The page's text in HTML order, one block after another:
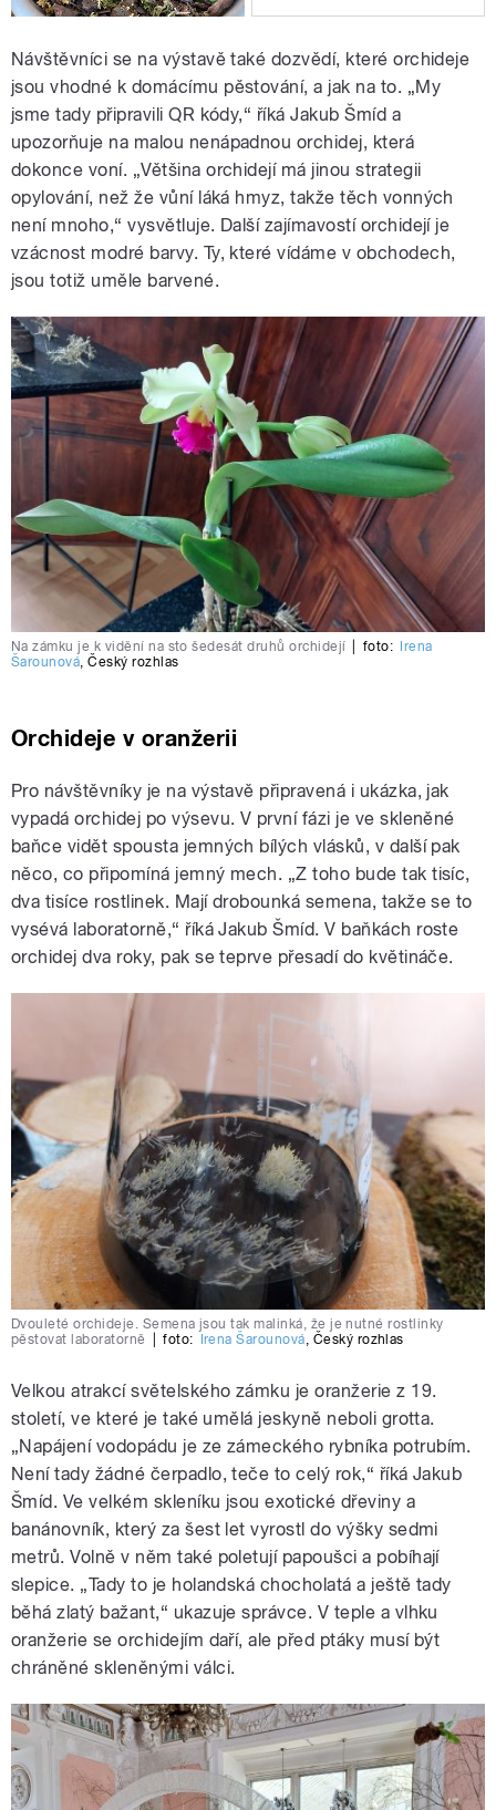
Návštěvníci se na výstavě také dozvědí, které orchideje
jsou vhodné k domácímu pěstování, a jak na to. „My
jsme tady připravili QR kódy,“ říká Jakub Šmíd a
upozorňuje na malou nenápadnou orchidej, která
dokonce voní. „Většina orchidejí má jinou strategii
opylování, než že vůní láká hmyz, takže těch vonných
není mnoho,“ vysvětluje. Další zajímavostí orchidejí je
vzácnost modré barvy. Ty, které vídáme v obchodech,
jsou totiž uměle barvené.
Na zámku je k vidění na sto šedesát druhů orchidejí foto:
Irena
Šarounová,Český rozhlas
Orchideje v oranžerii
Pro návštěvníky je na výstavě připravená i ukázka, jak
vypadá orchidej po výsevu. V první fázi je ve skleněné
baňce vidět spousta jemných bílých vlásků, v další pak
něco, co připomíná jemný mech. „Z toho bude tak tisíc,
dva tisíce rostlinek. Mají drobounká semena, takže se to
vysévá laboratorně,“ říká Jakub Šmíd. V baňkách roste
orchidej dva roky, pak se teprve přesadí do květináče.
Dvouleté orchideje. Semena jsou tak malinká, že je nutné rostlinky
pěstovat laboratorně
foto: Irena Šarounová Český rozhlas
Velkou atrakcí světelského zámku je oranžerie z 19.
století, ve které je také umělá jeskyně neboli grotta.
„Napájení vodopádu je ze zámeckého rybníka potrubím.
Není tady žádné čerpadlo, teče to celý rok,“ říká Jakub
Šmíd. Ve velkém skleníku jsou exotické dřeviny a
banánovník, který za šest let vyrostl do výšky sedmi
metrů. Volně v něm také poletují papoušci a pobíhají
slepice. „Tady to je holandská chocholatá a ještě tady
běhá zlatý bažant,“ ukazuje správce. V teple a vlhku
oranžerie se orchidejím daří, ale před ptáky musí být
chráněné skleněnými válci.